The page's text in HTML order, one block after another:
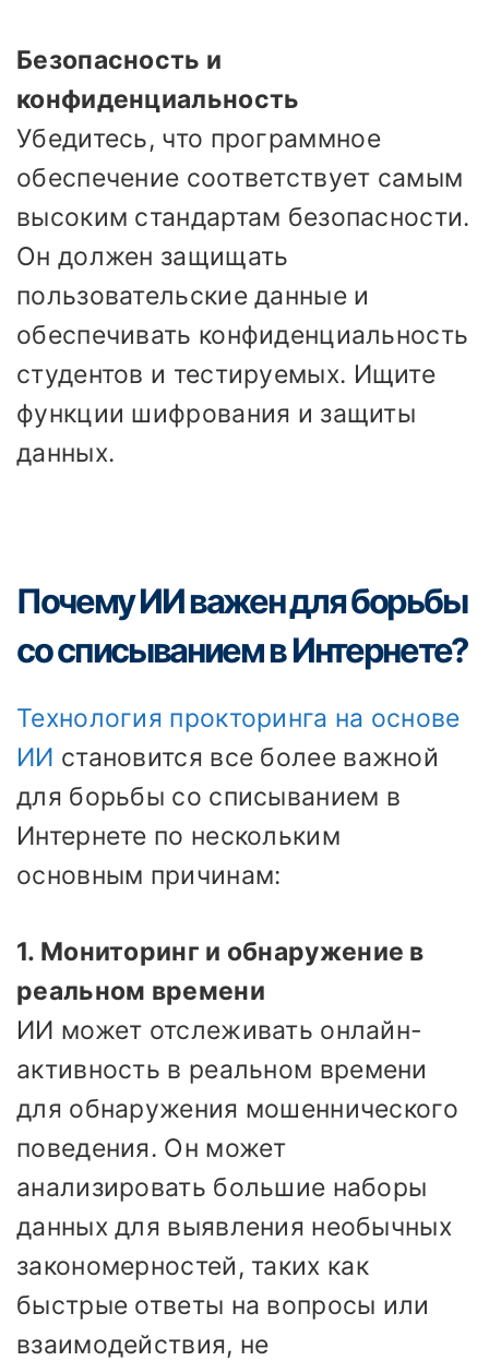
Безопасность и
конфиденциальность
Убедитесь, что программное
обеспечение соответствует самым
высоким стандартам безопасности.
Он должен защищать
пользовательские данные и
обеспечивать конфиденциальность
студентов и тестируемых. Ищите
функции шифрования и защиты
данных.
Почему ИИ важен для борьбы
со списыванием в Интернете?
Технология прокторинга на основе
ИИ становится все более важной
для борьбы со списыванием в
Интернете по нескольким
основным причинам:
1. Мониторинг и обнаружение в
реальном времени
ИИ может отслеживать онлайн-
активность в реальном времени
для обнаружения мошеннического
поведения. Он может
анализировать большие наборы
данных для выявления необычных
закономерностей, таких как
быстрые ответы на вопросы или
взаимодействия, не